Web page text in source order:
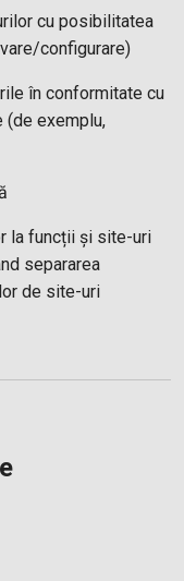
cu posibilitatea
configurare)
în conformitate cu
exemplu,
la funcții și site-uri
separarea
de site-uri